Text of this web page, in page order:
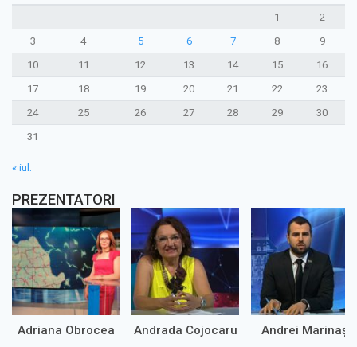
1
2
3
4 5 6 7 8
9
10
11 12 13 14 15
16
17
18 19 20 21 22
23
24
25 26 27 28 29
30
31
« iul.
PREZENTATORI
Adriana Obrocea Andrada Cojocaru Andrei Marinaș